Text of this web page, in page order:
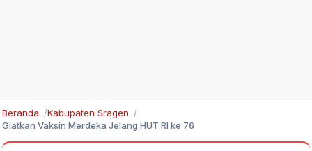
Beranda
Kabupaten Sragen
Giatkan Vaksin Merdeka Jelang HUT RI ke 76